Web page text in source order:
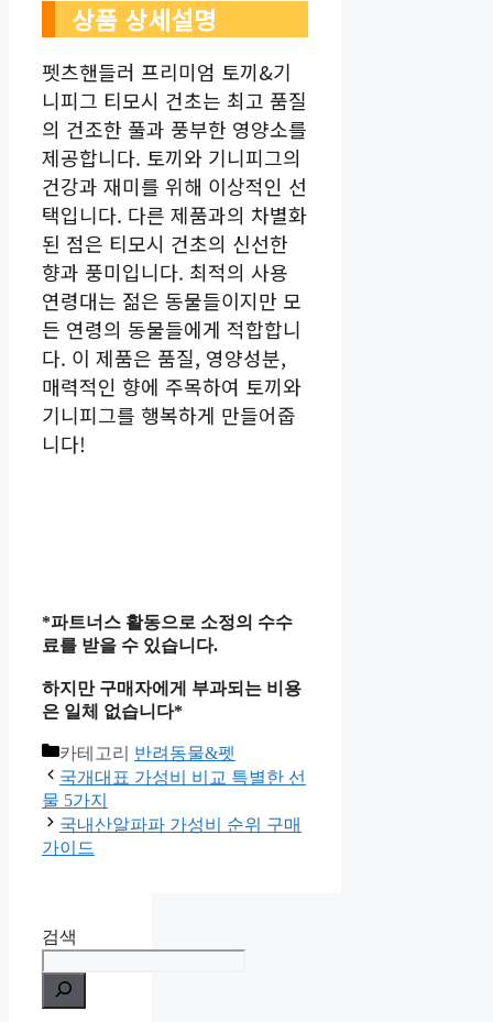
상품 상세설명
펫츠핸들러 프리미엄 토끼&기
니피그 티모시 건초는 최고 품질
의 건조한 풀과 풍부한 영양소를
제공합니다. 토끼와 기니피그의
건강과 재미를 위해 이상적인 선
택입니다. 다른 제품과의 차별화
된 점은 티모시 건초의 신선한
향과 풍미입니다. 최적의 사용
연령대는 젊은 동물들이지만 모
든 연령의 동물들에게 적합합니
다. 이 제품은 품질, 영양성분,
매력적인 향에 주목하여 토끼와
기니피그를 행복하게 만들어줍
니다!
*파트너스 활동으로 소정의 수수
료를 받을 수 있습니다.
하지만 구매자에게 부과되는 비용
은 일체 없습니다*
카테고리 반려동물&펫
국개대표 가성비 비교 특별한 선
물 5가지
국내산알파파 가성비 순위 구매
가이드
검색